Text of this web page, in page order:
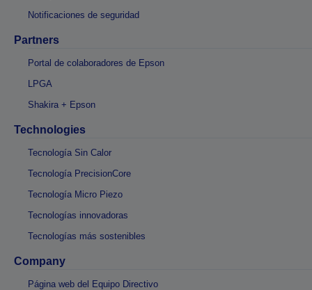
Notificaciones de seguridad
Partners
Portal de colaboradores de Epson
LPGA
Shakira + Epson
Technologies
Tecnología Sin Calor
Tecnología PrecisionCore
Tecnología Micro Piezo
Tecnologías innovadoras
Tecnologías más sostenibles
Company
Página web del Equipo Directivo